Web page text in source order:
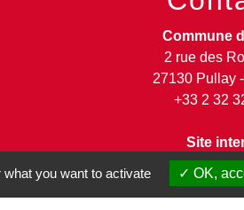
Commune
2 rue des
27130 Pullay
+33 2 32
Site
you want to activate OK,